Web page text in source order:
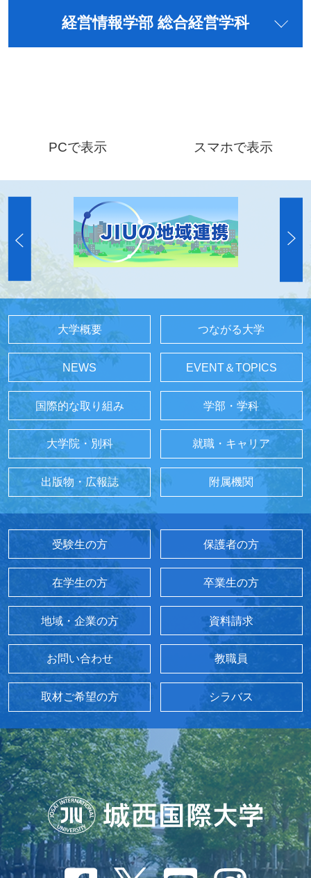
経営情報学部 総合経営学科
PCで表示 スマホで表示
大学概要 つながる大学
NEWS EVENT＆TOPICS
国際的な取り組み 学部・学科
大学院・別科 就職・キャリア
出版物・広報誌 附属機関
受験生の方 保護者の方
在学生の方 卒業生の方
地域・企業の方 資料請求
お問い合わせ 教職員
取材ご希望の方 シラバス